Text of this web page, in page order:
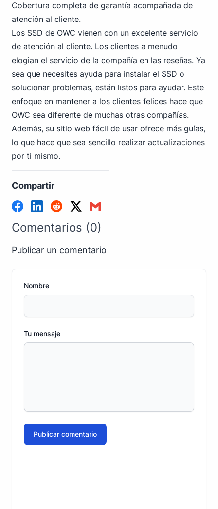
Cobertura completa de garantía acompañada de
atención al cliente.
Los SSD de OWC vienen con un excelente servicio
de atención al cliente. Los clientes a menudo
elogian el servicio de la compañía en las reseñas. Ya
sea que necesites ayuda para instalar el SSD o
solucionar problemas, están listos para ayudar. Este
enfoque en mantener a los clientes felices hace que
OWC sea diferente de muchas otras compañías.
Además, su sitio web fácil de usar ofrece más guías,
lo que hace que sea sencillo realizar actualizaciones
por ti mismo.
Compartir
Comentarios (0)
Publicar un comentario
Nombre
Tu mensaje
Publicar comentario